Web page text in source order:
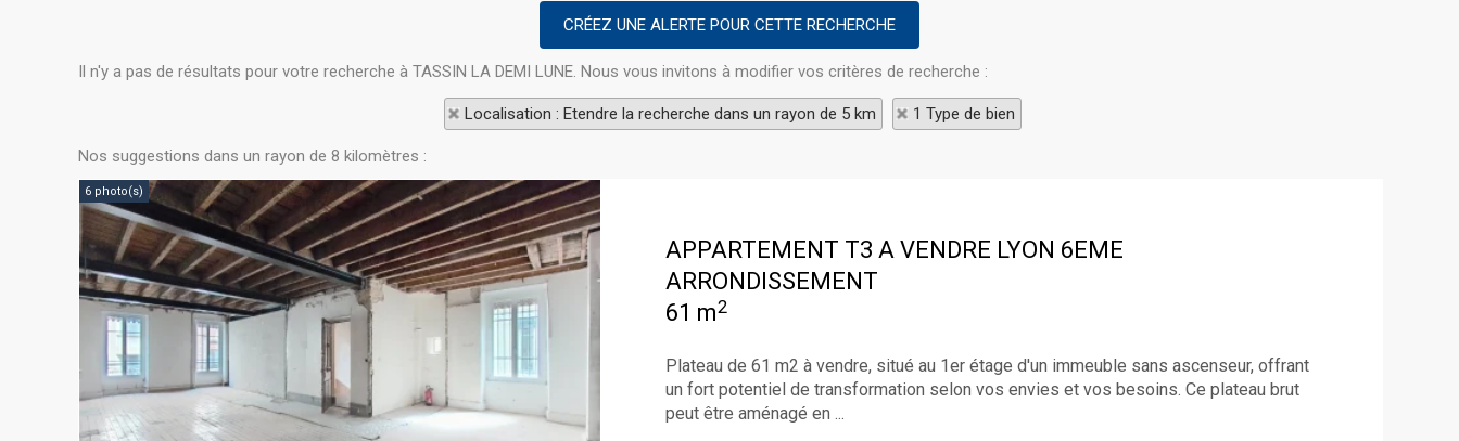
Il n'y a pas de résultats pour votre recherche à TASSIN LA DEMI LUNE. Nous vous invitons à modifier vos critères de recherche :
Localisation : Etendre la recherche dans un rayon de 5 km 1 Type de bien
Nos suggestions dans un rayon de 8 kilomètres :
6 photo(s)
APPARTEMENT T3 A VENDRE LYON 6EME
ARRONDISSEMENT
61 m2
Plateau de 61 m2 à vendre, situé au 1er étage d'un immeuble sans ascenseur, offrant
un fort potentiel de transformation selon vos envies et vos besoins. Ce plateau brut
peut être aménagé en ...